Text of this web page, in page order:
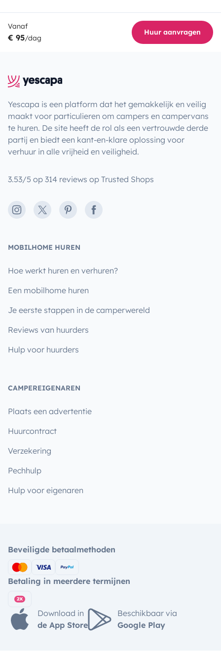
Vanaf
€ 95/dag
Huur aanvragen
Yescapa is een platform dat het gemakkelijk en veilig
maakt voor particulieren om campers en campervans
te huren. De site heeft de rol als een vertrouwde derde
partij en biedt een kant-en-klare oplossing voor
verhuur in alle vrijheid en veiligheid.
3.53/5 op 314 reviews op Trusted Shops
Instagram
X PinterestFacebook
MOBILHOME HUREN
Hoe werkt huren en verhuren?
Een mobilhome huren
Je eerste stappen in de camperwereld
Reviews van huurders
Hulp voor huurders
CAMPEREIGENAREN
Plaats een advertentie
Huurcontract
Verzekering
Pechhulp
Hulp voor eigenaren
Beveiligde betaalmethoden
Betaling in meerdere termijnen
Download in
de App Store
Beschikbaar via
Google Play